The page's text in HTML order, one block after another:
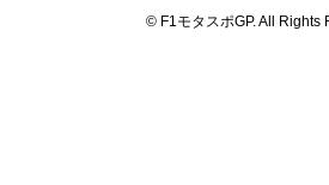
© F1モタスポGP. All Rights